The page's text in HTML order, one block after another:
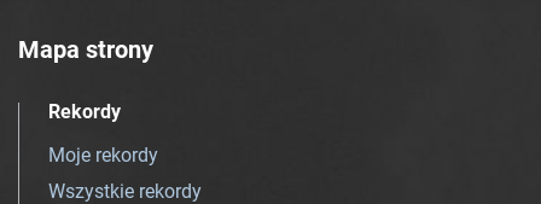
Mapa strony
Rekordy
Moje rekordy
Wszystkie rekordy